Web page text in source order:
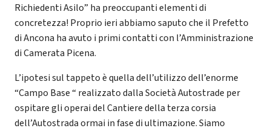
Richiedenti Asilo” ha preoccupanti elementi di
concretezza! Proprio ieri abbiamo saputo che il Prefetto
di Ancona ha avuto i primi contatti con l’Amministrazione
di Camerata Picena.
L’ipotesi sul tappeto è quella dell’utilizzo dell’enorme
“Campo Base “ realizzato dalla Società Autostrade per
ospitare gli operai del Cantiere della terza corsia
dell’Autostrada ormai in fase di ultimazione. Siamo